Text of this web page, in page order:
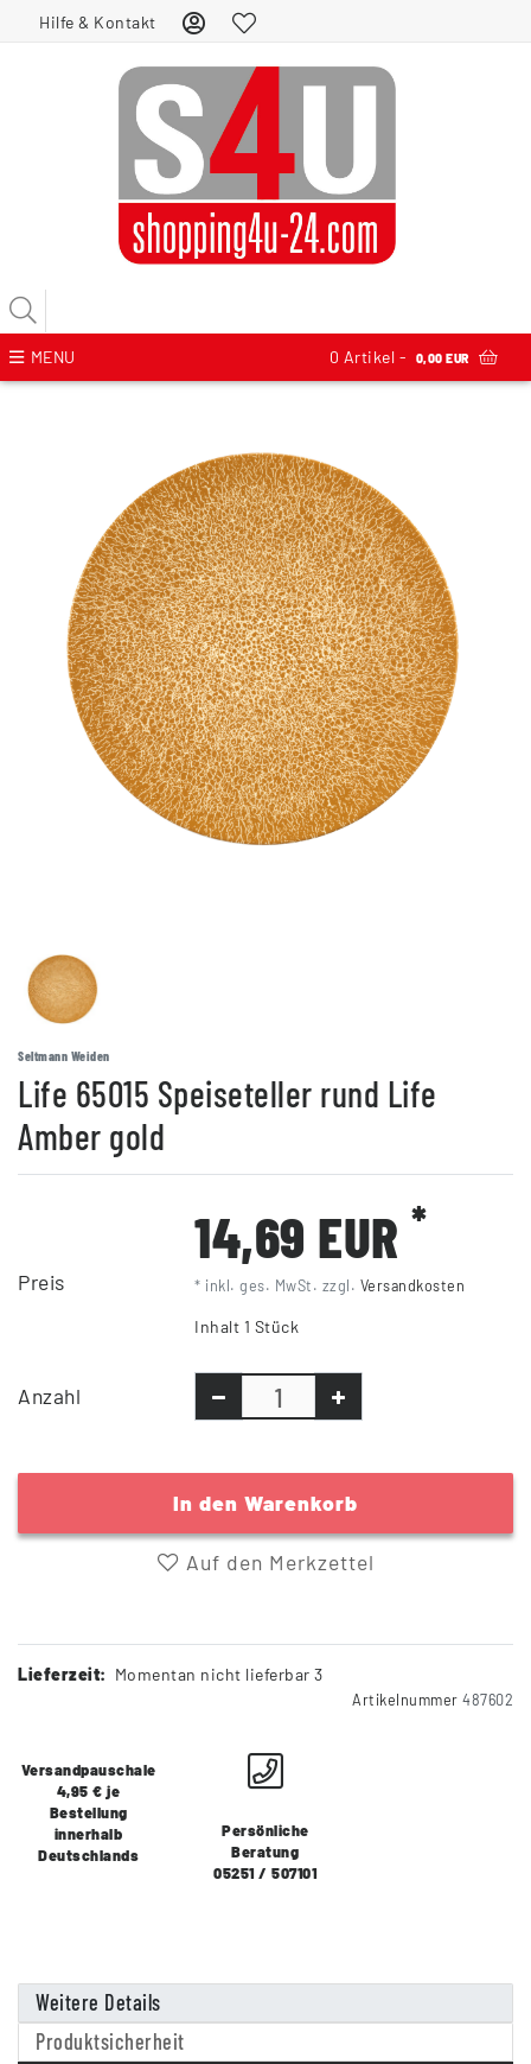
Hilfe & Kontakt
MENU 0 Artikel - 0,00 EUR
Seltmann Weiden
Life 65015 Speiseteller rund Life
Amber gold
Preis
14,69 EUR*
* inkl. ges. MwSt. zzgl. Versandkosten
Inhalt 1 Stück
Anzahl
In den Warenkorb
Auf den Merkzettel
Lieferzeit: Momentan nicht lieferbar 3
Artikelnummer 487602
Versandpauschale
4,95 € je
Bestellung
innerhalb
Deutschlands
Persönliche
Beratung
05251 / 507101
Weitere Details
Produktsicherheit